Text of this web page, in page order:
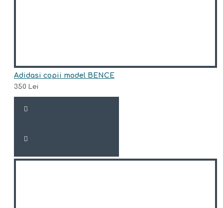
Adidasi copii model BENCE
350 Lei